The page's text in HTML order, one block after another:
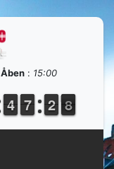
Åben : 15:00
3
3
4
4 6
6
7
7 3
2
2 8
8
7